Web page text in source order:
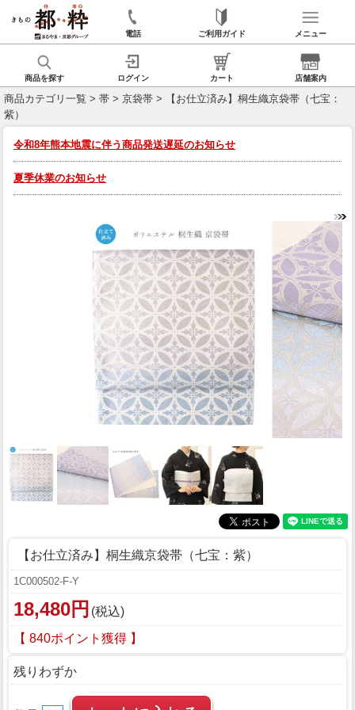
電話 ご利用ガイド メニュー
商品を探す ログイン カート 店舗案内
商品カテゴリ一覧 > 帯 > 京袋帯 > 【お仕立済み】桐生織京袋帯（七宝：
紫）
令和8年熊本地震に伴う商品発送遅延のお知らせ
夏季休業のお知らせ
【お仕立済み】桐生織京袋帯（七宝：紫）
1C000502-F-Y
18,480円 (税込)
【 840ポイント獲得 】
残りわずか